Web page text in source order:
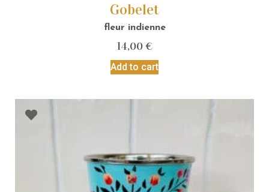
Gobelet
fleur indienne
14,00 €
Add to cart